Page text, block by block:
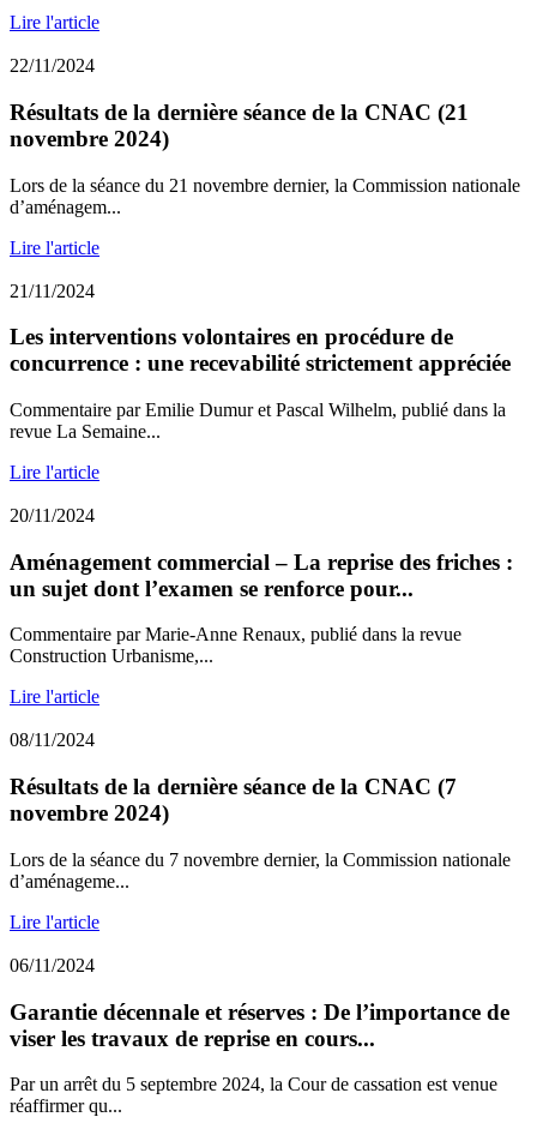
Lire l'article
22/11/2024
Résultats de la dernière séance de la CNAC (21
novembre 2024)
Lors de la séance du 21 novembre dernier, la Commission nationale
d’aménagem...
Lire l'article
21/11/2024
Les interventions volontaires en procédure de
concurrence : une recevabilité strictement appréciée
Commentaire par Emilie Dumur et Pascal Wilhelm, publié dans la
revue La Semaine...
Lire l'article
20/11/2024
Aménagement commercial – La reprise des friches :
un sujet dont l’examen se renforce pour...
Commentaire par Marie-Anne Renaux, publié dans la revue
Construction Urbanisme,...
Lire l'article
08/11/2024
Résultats de la dernière séance de la CNAC (7
novembre 2024)
Lors de la séance du 7 novembre dernier, la Commission nationale
d’aménageme...
Lire l'article
06/11/2024
Garantie décennale et réserves : De l’importance de
viser les travaux de reprise en cours...
Par un arrêt du 5 septembre 2024, la Cour de cassation est venue
réaffirmer qu...